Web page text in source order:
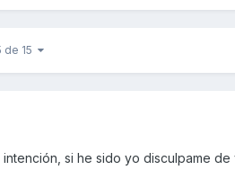
de 15
si he sido yo disculpame